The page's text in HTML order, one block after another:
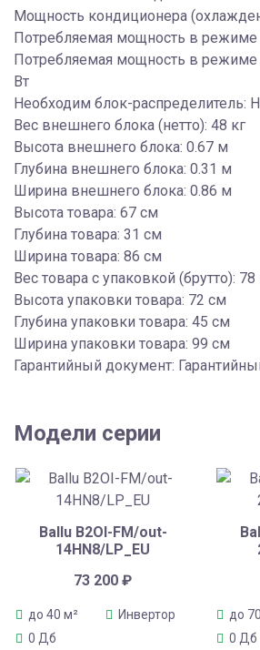
Мощность кондиционера
Потребляемая мощность в режиме
Потребляемая мощность в режиме
Вт
Необходим блок-распределитель:
Вес внешнего блока (нетто): 48 кг
Высота внешнего блока: 0.67 м
Глубина внешнего блока: 0.31 м
Ширина внешнего блока: 0.86 м
Высота товара: 67 см
Глубина товара: 31 см
Ширина товара: 86 см
Вес товара с упаковкой (брутто): 78
Высота упаковки товара: 72 см
Глубина упаковки товара: 45 см
Ширина упаковки товара: 99 см
Гарантийный документ:
Модели серии
Ballu B2OI-FM/out-
14HN8/LP_EU
73 200₽
до 40 м²
Инвертор
0 Дб
до
0 Дб